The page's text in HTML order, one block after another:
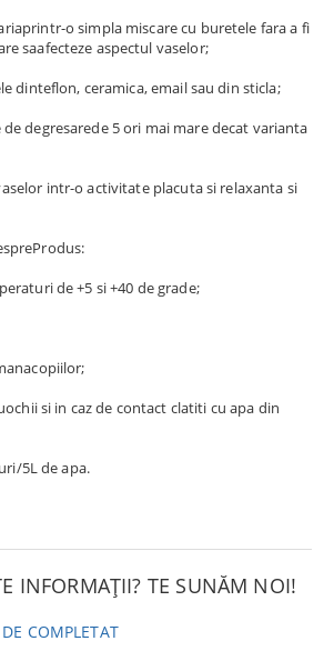
o simpla miscare cu buretele fara a fi
saafecteze aspectul vaselor;
dinteflon, ceramica, email sau din sticla;
degresarede 5 ori mai mare decat varianta
intr-o activitate placuta si relaxanta si
de +5 si +40 de grade;
si in caz de contact clatiti cu apa din
5L de apa.
INFORMAȚII? TE SUNĂM NOI!
COMPLETAT